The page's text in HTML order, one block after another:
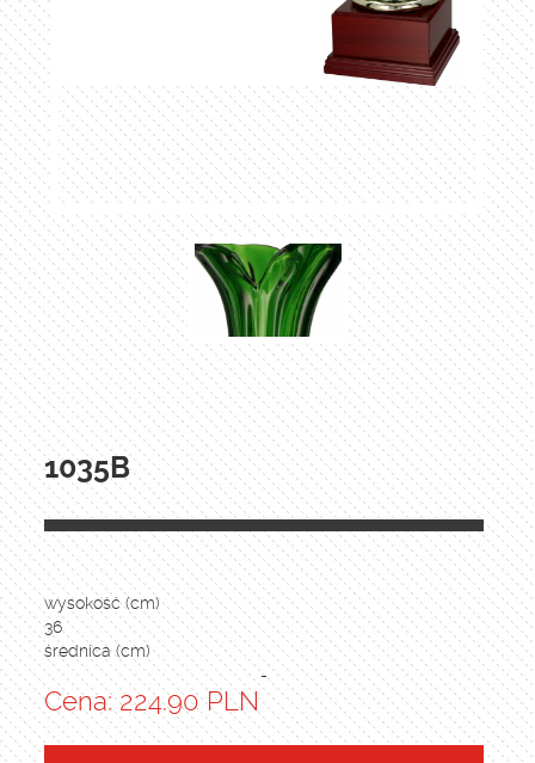
1035B
wysokość (cm)
36
średnica (cm)
-
Cena: 224.90 PLN